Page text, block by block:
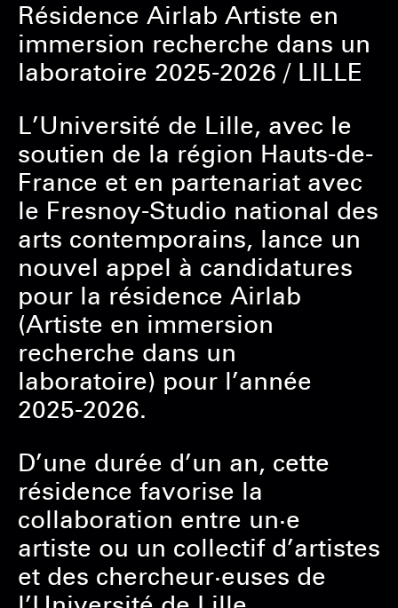
Résidence Airlab Artiste en
immersion recherche dans un
laboratoire 2025-2026 / LILLE
L’Université de Lille, avec le
soutien de la région Hauts-de-
France et en partenariat avec
le Fresnoy-Studio national des
arts contemporains, lance un
nouvel appel à candidatures
pour la résidence Airlab
(Artiste en immersion
recherche dans un
laboratoire) pour l’année
2025-2026.
D’une durée d’un an, cette
résidence favorise la
collaboration entre un·e
artiste ou un collectif d’artistes
et des chercheur·euses de